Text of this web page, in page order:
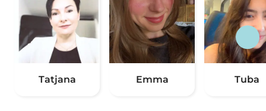
Tatjana Emma Tuba